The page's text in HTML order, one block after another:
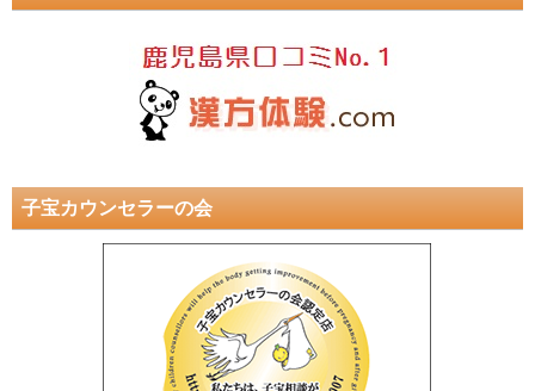
子宝カウンセラーの会